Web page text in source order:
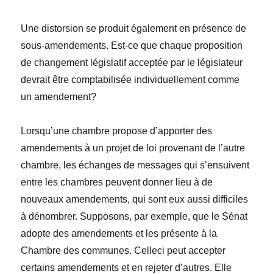
Une distorsion se produit également en présence de
sous-amendements. Est-ce que chaque proposition
de changement législatif acceptée par le législateur
devrait être comptabilisée individuellement comme
un amendement?
Lorsqu’une chambre propose d’apporter des
amendements à un projet de loi provenant de l’autre
chambre, les échanges de messages qui s’ensuivent
entre les chambres peuvent donner lieu à de
nouveaux amendements, qui sont eux aussi difficiles
à dénombrer. Supposons, par exemple, que le Sénat
adopte des amendements et les présente à la
Chambre des communes. Celleci peut accepter
certains amendements et en rejeter d’autres. Elle